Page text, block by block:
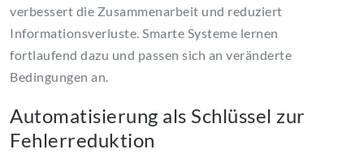
verbessert die Zusammenarbeit und reduziert
Informationsverluste. Smarte Systeme lernen
fortlaufend dazu und passen sich an veränderte
Bedingungen an.
Automatisierung als Schlüssel zur
Fehlerreduktion